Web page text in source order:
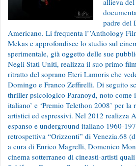
allieva
padre del
Americano. Li frequenta l’’Anthology
Mekas e approfondisce lo studio sul
sperimentale, già oggetto delle sue
Negli Stati Uniti, realizza il suo primo
ritratto del soprano Eteri Lamoris che
Domingo e Franco Zeffirelli. Di seguito
thriller psicologico Paranoyd, noto come
italiano’ e ‘Premio Telethon 2008’ per
artistici ed espressivi. Nel 2012 realizza
espanso e underground italiano 1960-
retrospettiva “Orizzonti” di Venezia.68
a cura di Enrico Magrelli, Domenico
cinema sotterraneo di cineasti-artisti